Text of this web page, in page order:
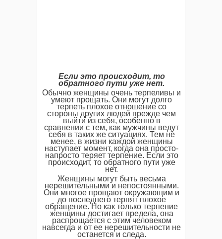
Если это происходит, то
обратного пути уже нет.
Обычно женщины очень терпеливы и
умеют прощать. Они могут долго
терпеть плохое отношение со
стороны других людей прежде чем
выйти из себя, особенно в
сравнении с тем, как мужчины ведут
себя в таких же ситуациях. Тем не
менее, в жизни каждой женщины
наступает момент, когда она просто-
напросто теряет терпение. Если это
происходит, то обратного пути уже
нет.
Женщины могут быть весьма
нерешительными и непостоянными.
Они многое прощают окружающим и
до последнего терпят плохое
обращение. Но как только терпение
женщины достигает предела, она
распрощается с этим человеком
навсегда и от ее нерешительности не
останется и следа.